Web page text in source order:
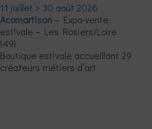
11 juillet > 30 août 2026
Acomartisan – Expo-vente
estivale – Les Rosiers/Loire
(49)
Boutique estivale accueillant 29
créateurs métiers d’art